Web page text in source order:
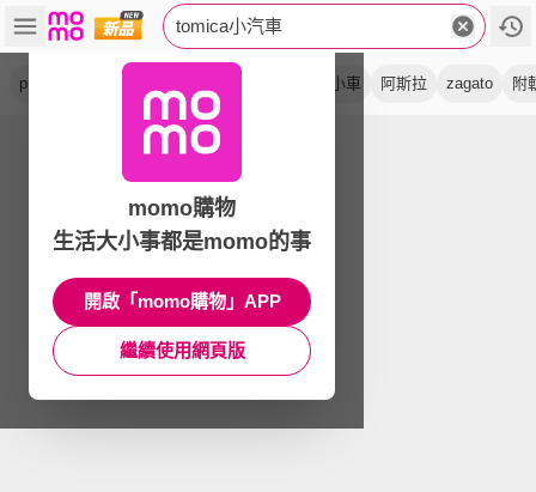
tomica小汽車
premium 小車 阿斯拉 zagato 附
momo購物
生活大小事都是momo的事
開啟「momo購物」APP
繼續使用網頁版